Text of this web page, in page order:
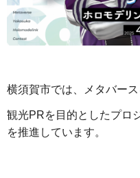
横須賀市では、メタバー
観光PRを目的としたプロ
を推進しています。